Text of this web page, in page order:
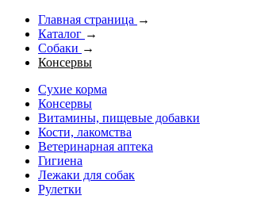
Главная страница →
Каталог →
Собаки →
Консервы
Сухие корма
Консервы
Витамины, пищевые добавки
Кости, лакомства
Ветеринарная аптека
Гигиена
Лежаки для собак
Рулетки